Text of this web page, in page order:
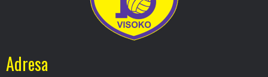
Adresa